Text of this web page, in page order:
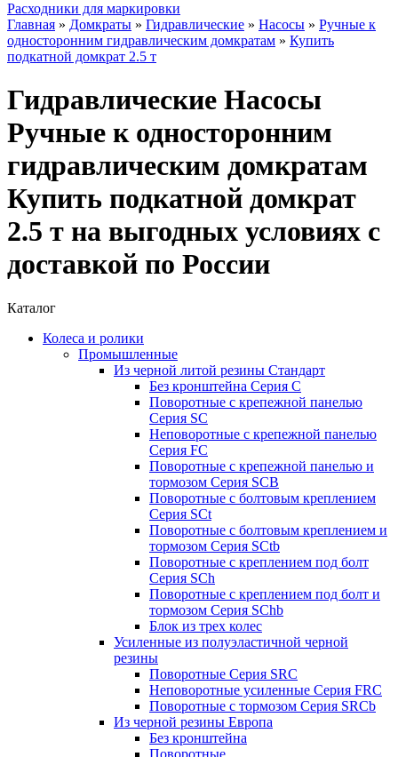
Расходники для маркировки
Главная » Домкраты » Гидравлические » Насосы » Ручные к
односторонним гидравлическим домкратам » Купить
подкатной домкрат 2.5 т
Гидравлические Насосы
Ручные к односторонним
гидравлическим домкратам
Купить подкатной домкрат
2.5 т на выгодных условиях с
доставкой по России
Каталог
Колеса и ролики
Промышленные
Из черной литой резины Стандарт
Без кронштейна Серия С
Поворотные с крепежной панелью
Серия SC
Неповоротные с крепежной панелью
Серия FC
Поворотные с крепежной панелью и
тормозом Серия SCB
Поворотные с болтовым креплением
Серия SCt
Поворотные с болтовым креплением и
тормозом Серия SCtb
Поворотные с креплением под болт
Серия SCh
Поворотные с креплением под болт и
тормозом Серия SChb
Блок из трех колес
Усиленные из полуэластичной черной
резины
Поворотные Серия SRC
Неповоротные усиленные Серия FRC
Поворотные с тормозом Серия SRCb
Из черной резины Европа
Без кронштейна
Поворотные